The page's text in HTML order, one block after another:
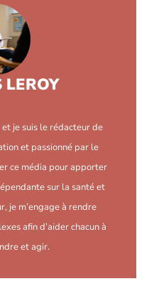
je suis le rédacteur de
et passionné par le
ce média pour apporter
sur la santé et
je m’engage à rendre
afin d’aider chacun à
et agir.